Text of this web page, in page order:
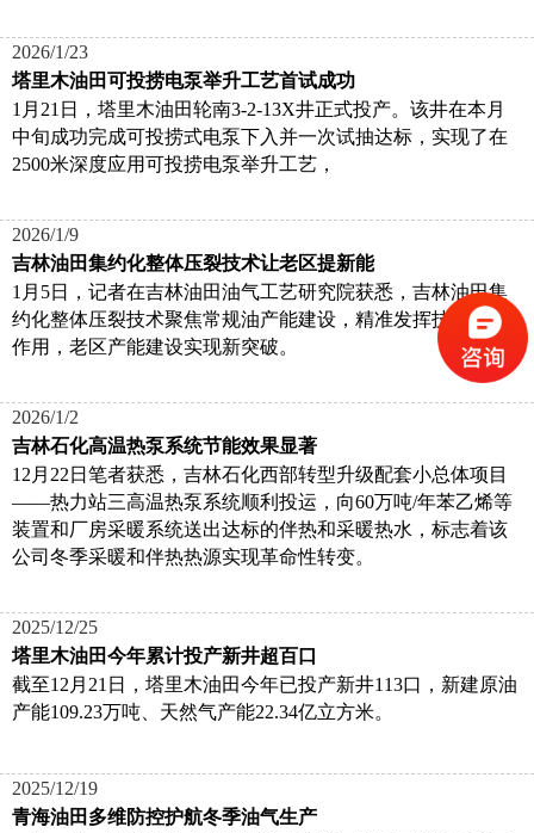
2026/1/23
塔里木油田可投捞电泵举升工艺首试成功
1月21日，塔里木油田轮南3-2-13X井正式投产。该井在本月
中旬成功完成可投捞式电泵下入并一次试抽达标，实现了在
2500米深度应用可投捞电泵举升工艺，
2026/1/9
吉林油田集约化整体压裂技术让老区提新能
1月5日，记者在吉林油田油气工艺研究院获悉，吉林油田集
约化整体压裂技术聚焦常规油产能建设，精准发挥技术支撑
作用，老区产能建设实现新突破。
2026/1/2
吉林石化高温热泵系统节能效果显著
12月22日笔者获悉，吉林石化西部转型升级配套小总体项目
——热力站三高温热泵系统顺利投运，向60万吨/年苯乙烯等
装置和厂房采暖系统送出达标的伴热和采暖热水，标志着该
公司冬季采暖和伴热热源实现革命性转变。
2025/12/25
塔里木油田今年累计投产新井超百口
截至12月21日，塔里木油田今年已投产新井113口，新建原油
产能109.23万吨、天然气产能22.34亿立方米。
2025/12/19
青海油田多维防控护航冬季油气生产